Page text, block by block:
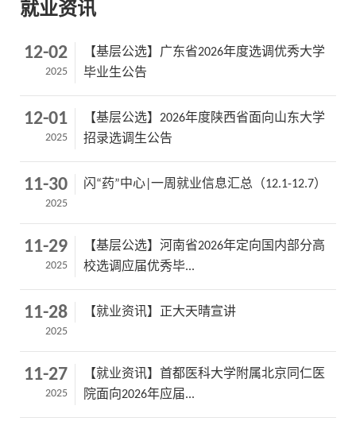
就业资讯
12-02
2025
【基层公选】广东省2026年度选调优秀大学
毕业生公告
12-01
2025
【基层公选】2026年度陕西省面向山东大学
招录选调生公告
11-30
2025
闪“药”中心|一周就业信息汇总（12.1-12.7）
11-29
2025
【基层公选】河南省2026年定向国内部分高
校选调应届优秀毕...
11-28
2025
【就业资讯】正大天晴宣讲
11-27
2025
【就业资讯】首都医科大学附属北京同仁医
院面向2026年应届...